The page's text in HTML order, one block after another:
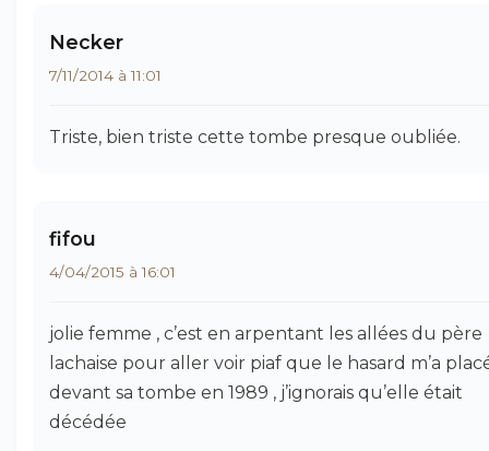
Necker
7/11/2014 à 11:01
Triste, bien triste cette tombe presque oubliée.
fifou
4/04/2015 à 16:01
jolie femme , c’est en arpentant les allées du père
lachaise pour aller voir piaf que le hasard m’a
devant sa tombe en 1989 , j’ignorais qu’elle était
décédée